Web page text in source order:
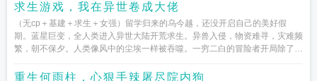
求生游戏，我在异世卷成大佬
（无cp＋基建＋求生＋女强）留学归来的乌今越，还没开启自己的美好假
期。蓝星巨变，全人类进入异世大陆开荒求生。异兽入侵，物资难寻，灾难频
繁，朝不保夕。人类像风中的尘埃一样被吞噬。一穷二白的冒险者开局除了有
重生何雨柱，心狠手辣屠尽院内狗